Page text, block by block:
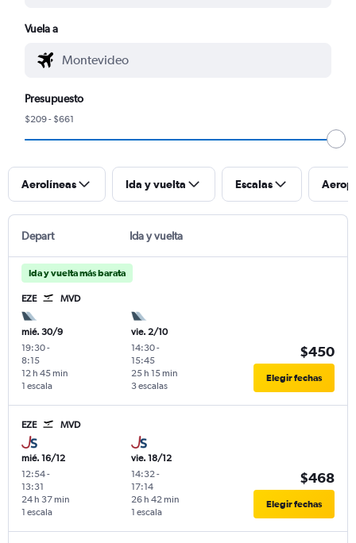
Vuela a
Presupuesto
$209 - $661
Aerolíneas Ida y vuelta Escalas
Depart Ida y vuelta
Ida y vuelta más barata
EZE MVD
mié. 30/9
19:30-
8:15
1 escala
12 h 45 min
vie. 2/10
14:30-
15:45
3 escalas
25 h 15 min
$450
Elegir fechas
EZE MVD
mié. 16/12
12:54-
13:31
1 escala
24 h 37 min
vie. 18/12
14:32-
17:14
1 escala
26 h 42 min
$468
Elegir fechas